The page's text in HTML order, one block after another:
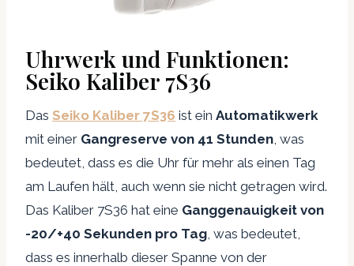
Uhrwerk und Funktionen:
Seiko Kaliber 7S36
Das Seiko Kaliber 7S36 ist ein Automatikwerk
mit einer Gangreserve von 41 Stunden , was
bedeutet, dass es die Uhr für mehr als einen Tag
am Laufen hält, auch wenn sie nicht getragen wird.
Das Kaliber 7S36 hat eine Ganggenauigkeit von
-20/+40 Sekunden pro Tag , was bedeutet,
dass es innerhalb dieser Spanne von der